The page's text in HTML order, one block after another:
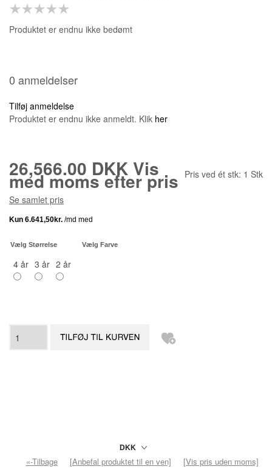
Produktet er endnu ikke bedømt
0 anmeldelser
Tilføj anmeldelse
Produktet er endnu ikke anmeldt. Klik her
26,566.00 DKKVis
med moms efter pris Pris ved ét stk: 1 Stk
Se samlet pris
Vælg Størrelse
4 år 3 år 2 år
Vælg Farve
«-Tilbage [Anbefal produktet til en ven] [Vis pris uden moms]